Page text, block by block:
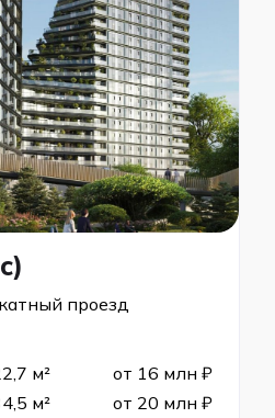
проезд
м²
от 16 млн ₽
м²
от 20 млн ₽